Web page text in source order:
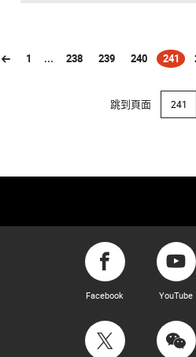
1 ... 238 239 240 241
跳到頁面
Facebook YouTube